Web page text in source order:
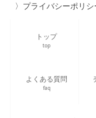
プライバシーポリシ
トップ
top
よくある質問
faq